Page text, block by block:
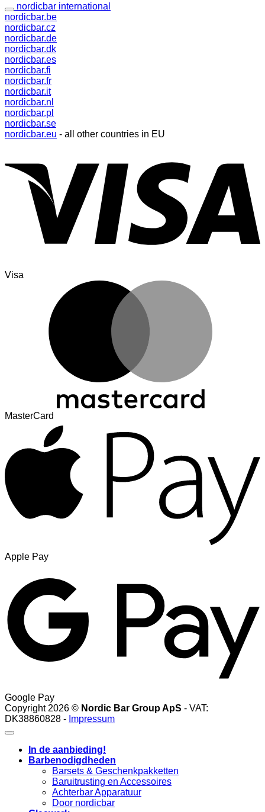
nordicbar international
nordicbar.be
nordicbar.cz
nordicbar.de
nordicbar.dk
nordicbar.es
nordicbar.fi
nordicbar.fr
nordicbar.it
nordicbar.nl
nordicbar.pl
nordicbar.se
nordicbar.eu - all other countries in EU
Visa
MasterCard
Apple Pay
Google Pay
Copyright 2026 © Nordic Bar Group ApS - VAT:
DK38860828 - Impressum
In de aanbieding!
Barbenodigdheden
Barsets & Geschenkpakketten
Baruitrusting en Accessoires
Achterbar Apparatuur
Door nordicbar